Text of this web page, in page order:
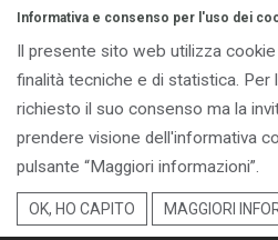
Informativa e consenso per l'uso dei
Il presente sito web utilizza
finalità tecniche e di statistica. Per
richiesto il suo consenso ma la
prendere visione dell'informativa
pulsante “Maggiori informazioni”.
OK, HO CAPITO MAGGIORI